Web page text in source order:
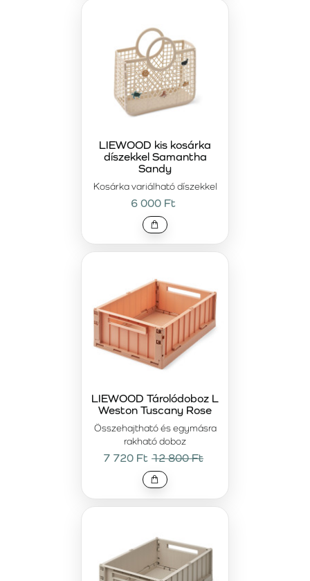
Kosárka variálható díszekkel
LIEWOOD kis kosárka
díszekkel Samantha
Sandy
6 000 Ft
Összehajtható és egymásra
rakható doboz
LIEWOOD Tárolódoboz L
Weston Tuscany Rose
7 720 Ft 12 800 Ft